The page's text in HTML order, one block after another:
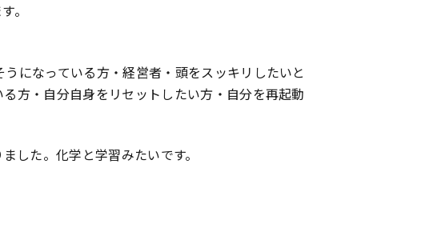
。
になっている方・経営者・頭をスッキリしたいと
方・自分自身をリセットしたい方・自分を再起動
した。化学と学習みたいです。